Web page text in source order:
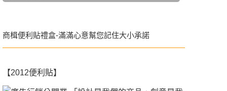
商楫便利貼禮盒-滿滿心意幫您記住大小承諾
【2012便利貼】